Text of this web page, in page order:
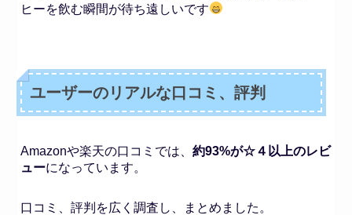
ヒーを飲む瞬間が待ち遠しいです
ユーザーのリアルな口コミ、評判
Amazonや楽天の口コミでは、 約93%が☆４以上のレビ
ューになっています。
口コミ、評判を広く調査し、まとめました。